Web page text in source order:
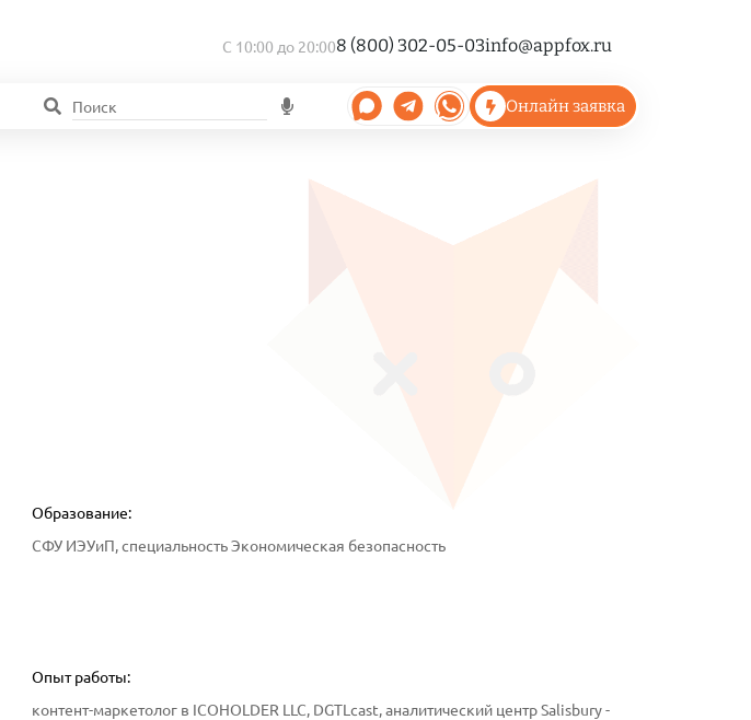
С 10:00 до 20:008 (800) 302-05-03info@appfox.ru
Онлайн заявка
Образование:
СФУ ИЭУиП, специальность Экономическая безопасность
Опыт работы:
контент-маркетолог в ICOHOLDER LLC, DGTLcast, аналитический центр Salisbury -